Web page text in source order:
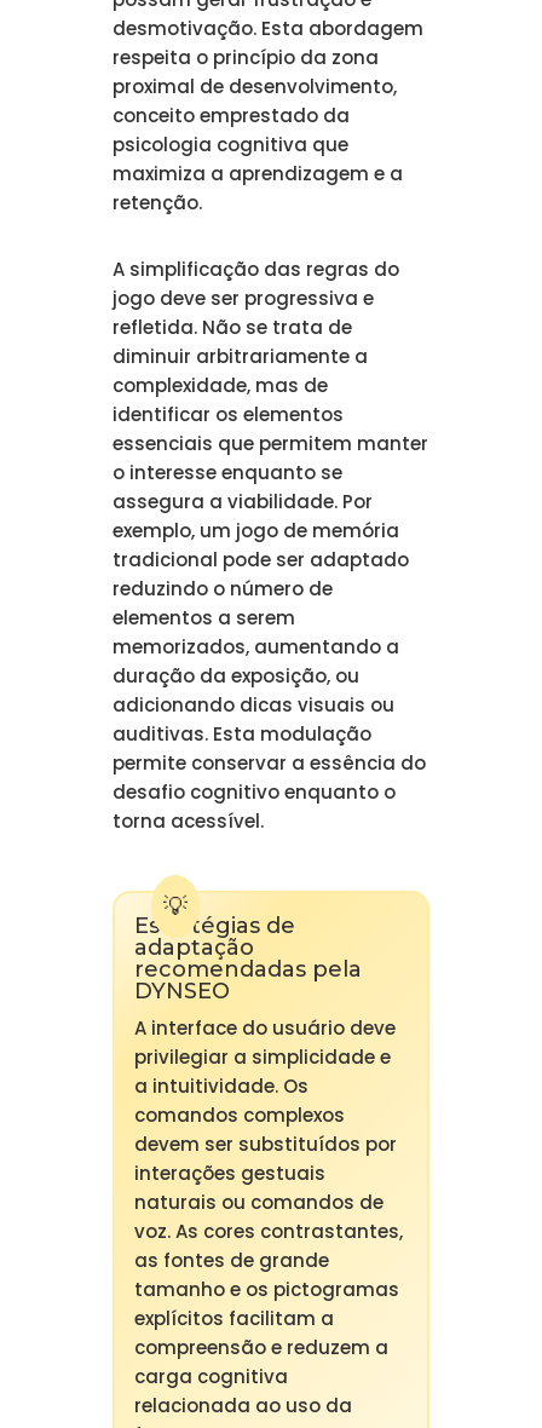
desmotivação. Esta abordagem
respeita o princípio da zona
proximal de desenvolvimento,
conceito emprestado da
psicologia cognitiva que
maximiza a aprendizagem e a
retenção.
A simplificação das regras do
jogo deve ser progressiva e
refletida. Não se trata de
diminuir arbitrariamente a
complexidade, mas de
identificar os elementos
essenciais que permitem manter
o interesse enquanto se
assegura a viabilidade. Por
exemplo, um jogo de memória
tradicional pode ser adaptado
reduzindo o número de
elementos a serem
memorizados, aumentando a
duração da exposição, ou
adicionando dicas visuais ou
auditivas. Esta modulação
permite conservar a essência do
desafio cognitivo enquanto o
torna acessível.
Estratégias de
adaptação
recomendadas pela
DYNSEO
A interface do usuário deve
privilegiar a simplicidade e
a intuitividade. Os
comandos complexos
devem ser substituídos por
interações gestuais
naturais ou comandos de
voz. As cores contrastantes,
as fontes de grande
tamanho e os pictogramas
explícitos facilitam a
compreensão e reduzem a
carga cognitiva
relacionada ao uso da